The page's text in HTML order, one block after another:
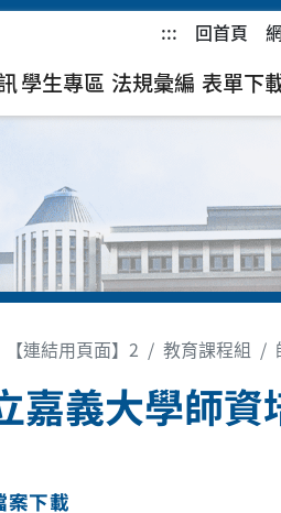
::: 回首頁
學生專區 法規彙編 表單下
【連結用頁面】2 教育課程組
嘉義大學師
案下載